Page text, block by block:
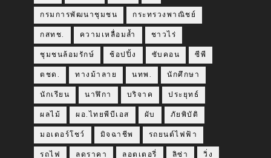
กรมการพัฒนาชุมชน กระทรวงพาณิชย์
กสทช. ความเหลื่อมล้ำ ชาวไร่
ชุมชนล้อมรักษ์ ช้อปปิ้ง ซับคอน ซีพี
ตชด. ทางม้าลาย นทพ. นักศึกษา
นักเรียน นาฬิกา บริจาค ประยุทธ์
ผลไม้ ผอ.ไทยพีบีเอส ผับ ภัยพิบัติ
มอเตอร์โชว์ มิจฉาชีพ รถยนต์ไฟฟ้า
รถไฟ ลดราคา ลอตเตอรี่ ลิซ่า วิ่ง